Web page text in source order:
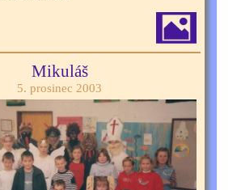
Mikuláš
5. prosinec 2003